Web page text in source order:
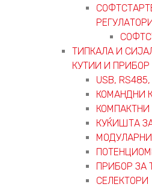
ТИПКАЛА И
КУТИИ И ПРИБОР
USB,
КОМАНДНИ
КУЌИШТА
ПРИБОР ЗА
СЕЛЕКТОРИ